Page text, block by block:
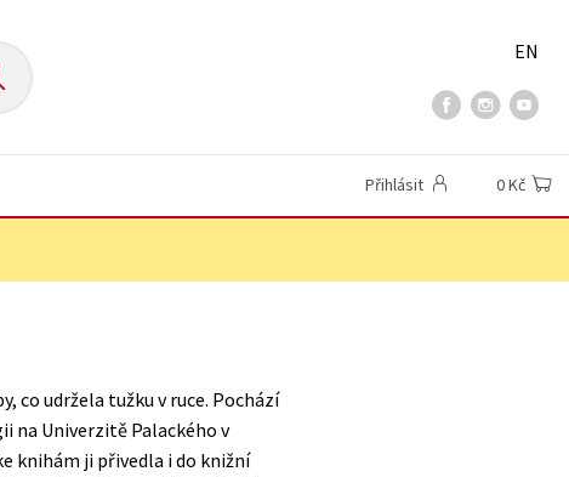
EN
Přihlásit 0 Kč
co udržela tužku v ruce. Pochází
na Univerzitě Palackého v
knihám ji přivedla i do knižní